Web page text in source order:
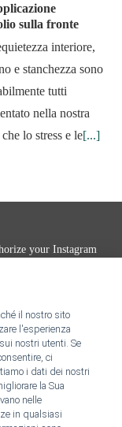
sulla fronte
interiore,
e stanchezza sono
tutti
nella nostra
lo stress e le[...]
your Instagram
il nostro sito
l'esperienza
nostri utenti. Se
ci
i dati dei nostri
la Sua
nelle
in qualsiasi